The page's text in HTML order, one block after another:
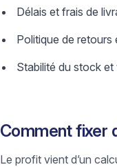
Délais et frais de
Politique de retours
Stabilité du stock et
Comment fixer
Le profit vient d’un